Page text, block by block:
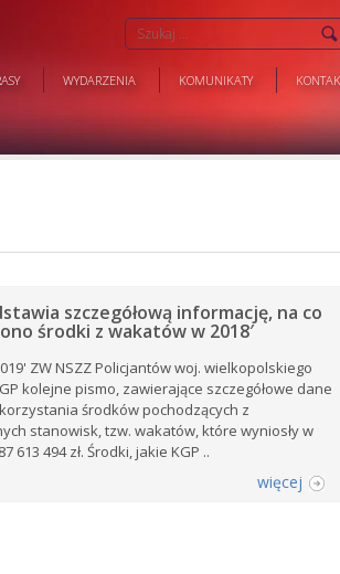
WYDARZENIA KOMUNIKATY
szczegółową informację, na co
środki z wakatów w 2018′
ZW NSZZ Policjantów woj. wielkopolskiego
kolejne pismo, zawierające szczegółowe dane
środków pochodzących z
stanowisk, tzw. wakatów, które wyniosły w
613 494 zł. Środki, jakie KGP ..
więcej